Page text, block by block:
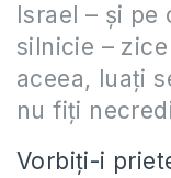
Israel – şi pe
silnicie –
aceea, luaţi
nu fiţi
Vorbiți-i